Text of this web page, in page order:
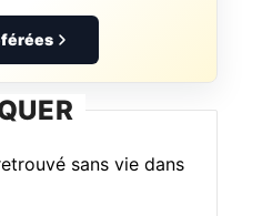
sans vie dans